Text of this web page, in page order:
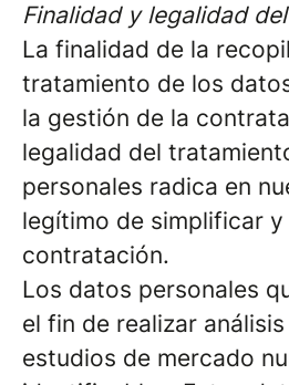
Finalidad y legalidad
La finalidad de la
tratamiento de los
la gestión de la
legalidad del
personales radica en
legítimo de simplificar
contratación.
Los datos personales
el fin de realizar
estudios de mercado